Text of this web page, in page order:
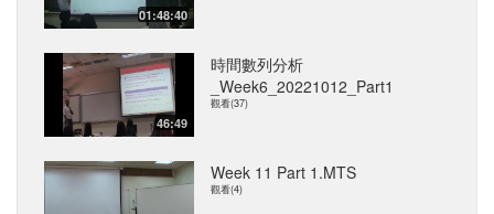
01:48:40
46:49
時間數列分析
_Week6_20221012_Part1
觀看(37)
Week 11 Part 1.MTS
觀看(4)